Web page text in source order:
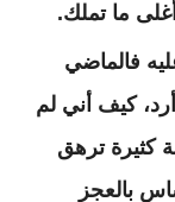
ما تملك.
فالماضي
كيف أني لم
كثيرة ترهق
بالعجز